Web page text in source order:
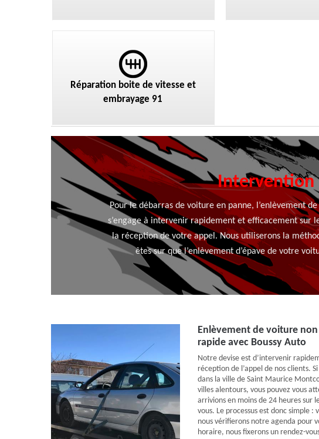
Réparation boite de vitesse et
embrayage 91
Intervention
Pour le débarras de voiture en panne, l’enlèvement
s’engage à intervenir rapidement et efficacement sur
la réception de votre appel. Nous utiliserons la
êtes sur que l’enlèvement d’épave de votre
Enlèvement de voiture
rapide avec Boussy Auto
Notre devise est d’intervenir
réception de l’appel de nos clients.
dans la ville de Saint Maurice
villes alentours, vous pouvez vous
arrivions en moins de 24 heures sur
vous. Le processus est donc simple :
nous vérifierons notre agenda pour
horaire, nous fixerons un rendez-